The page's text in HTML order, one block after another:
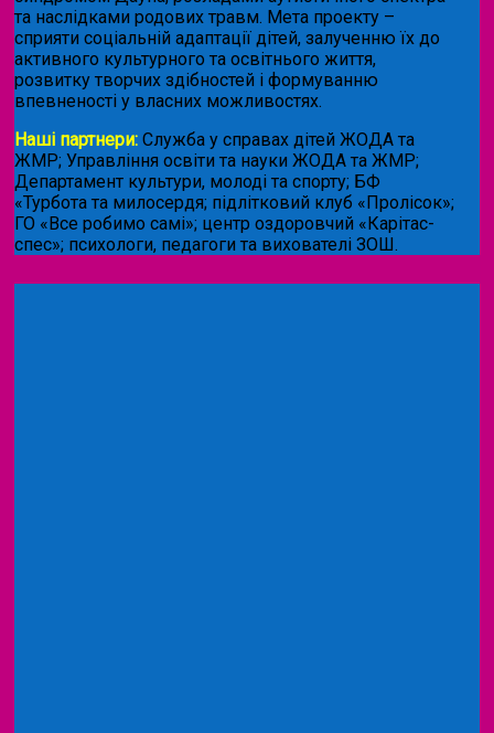
та наслідками родових травм. Мета проекту –
сприяти соціальній адаптації дітей, залученню їх до
активного культурного та освітнього життя,
розвитку творчих здібностей і формуванню
впевненості у власних можливостях.
Наші партнери: Служба у справах дітей ЖОДА та
ЖМР; Управління освіти та науки ЖОДА та ЖМР;
Департамент культури, молоді та спорту; БФ
«Турбота та милосердя; підлітковий клуб «Пролісок»;
ГО «Все робимо самі»; центр оздоровчий «Карітас-
спес»; психологи, педагоги та вихователі ЗОШ.